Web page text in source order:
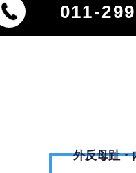
011-
外反母趾・